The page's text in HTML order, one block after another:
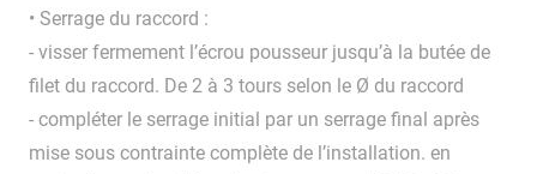
• Serrage du raccord :
- visser fermement l’écrou pousseur jusqu’à la butée de
filet du raccord. De 2 à 3 tours selon le Ø du raccord
- compléter le serrage initial par un serrage final après
mise sous contrainte complète de l’installation. en